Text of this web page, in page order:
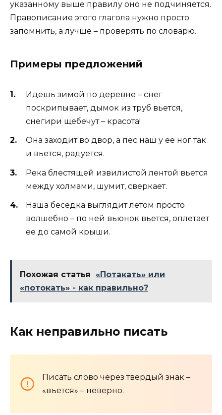
указанному выше правилу оно не подчиняется.
Правописание этого глагола нужно просто
запомнить, а лучше – проверять по словарю.
Примеры предложений
Идешь зимой по деревне – снег
поскрипывает, дымок из труб вьется,
снегири щебечут – красота!
Она заходит во двор, а пес наш у ее ног так
и вьется, радуется.
Река блестящей извилистой лентой вьется
между холмами, шумит, сверкает.
Наша беседка выглядит летом просто
волшебно – по ней вьюнок вьется, оплетает
ее до самой крыши.
Похожая статья
«Потакать» или
«потокать» - как правильно?
Как неправильно писать
Писать слово через твердый знак –
«въется» – неверно.